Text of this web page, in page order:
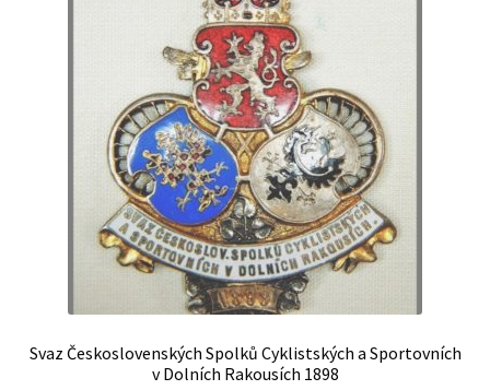
Svaz Československých Spolků Cyklistských a Sportovních
v Dolních Rakousích 1898